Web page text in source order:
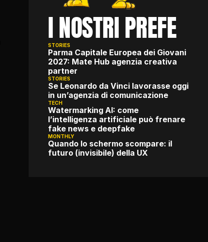
I NOSTRI PREFE
STORIES
Parma Capitale Europea dei Giovani
2027: Mate Hub agenzia creativa
partner
STORIES
Se Leonardo da Vinci lavorasse oggi
in un’agenzia di comunicazione
TECH
Watermarking AI: come
l’intelligenza artificiale può frenare
fake news e deepfake
MONTHLY
Quando lo schermo scompare: il
futuro (invisibile) della UX